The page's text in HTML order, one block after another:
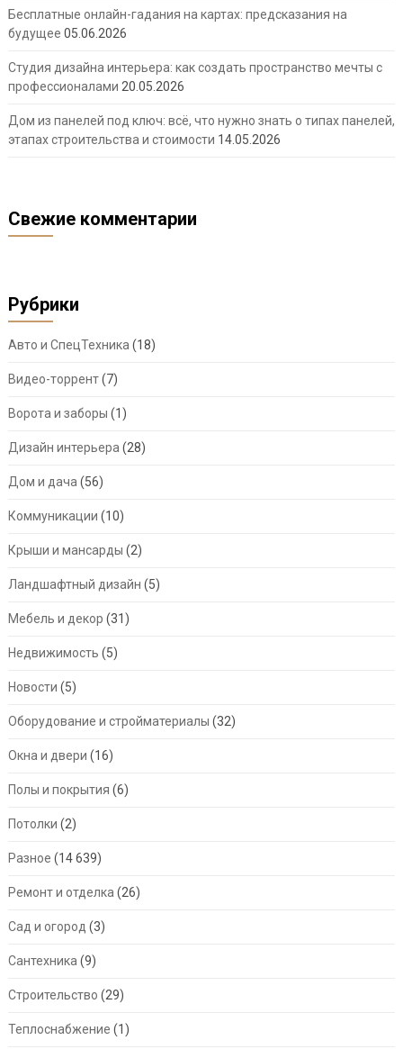
Бесплатные онлайн-гадания на картах: предсказания на
будущее 05.06.2026
Студия дизайна интерьера: как создать пространство мечты с
профессионалами 20.05.2026
Дом из панелей под ключ: всё, что нужно знать о типах панелей,
этапах строительства и стоимости 14.05.2026
Свежие комментарии
Рубрики
Авто и СпецТехника (18)
Видео-торрент(7)
Ворота и заборы (1)
Дизайн интерьера (28)
Дом и дача (56)
Коммуникации (10)
Крыши и мансарды (2)
Ландшафтный дизайн (5)
Мебель и декор (31)
Недвижимость (5)
Новости (5)
Оборудование и стройматериалы (32)
Окна и двери (16)
Полы и покрытия (6)
Потолки (2)
Разное (14 639)
Ремонт и отделка (26)
Сад и огород (3)
Сантехника (9)
Строительство (29)
Теплоснабжение (1)